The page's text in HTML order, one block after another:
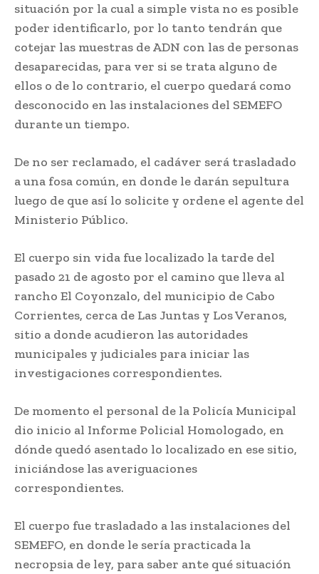
situación por la cual a simple vista no es posible
poder identificarlo, por lo tanto tendrán que
cotejar las muestras de ADN con las de personas
desaparecidas, para ver si se trata alguno de
ellos o de lo contrario, el cuerpo quedará como
desconocido en las instalaciones del SEMEFO
durante un tiempo.
De no ser reclamado, el cadáver será trasladado
a una fosa común, en donde le darán sepultura
luego de que así lo solicite y ordene el agente del
Ministerio Público.
El cuerpo sin vida fue localizado la tarde del
pasado 21 de agosto por el camino que lleva al
rancho El Coyonzalo, del municipio de Cabo
Corrientes, cerca de Las Juntas y Los Veranos,
sitio a donde acudieron las autoridades
municipales y judiciales para iniciar las
investigaciones correspondientes.
De momento el personal de la Policía Municipal
dio inicio al Informe Policial Homologado, en
dónde quedó asentado lo localizado en ese sitio,
iniciándose las averiguaciones
correspondientes.
El cuerpo fue trasladado a las instalaciones del
SEMEFO, en donde le sería practicada la
necropsia de ley, para saber ante qué situación